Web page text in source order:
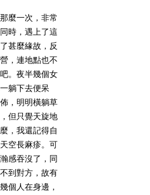
麼一次，非常
時，遇上了這
甚麼緣故，反
，連地點也不
。夜半幾個女
躺下去便呆
，明明橫躺草
但只覺天旋地
，我還記得自
空長麻疹。可
感吞沒了，同
到對方，故有
個人在身邊，